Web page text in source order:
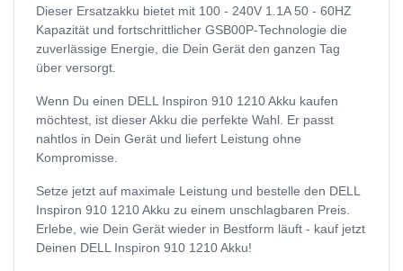
Dieser Ersatzakku bietet mit 100 - 240V 1.1A 50 - 60HZ
Kapazität und fortschrittlicher GSB00P-Technologie die
zuverlässige Energie, die Dein Gerät den ganzen Tag
über versorgt.
Wenn Du einen DELL Inspiron 910 1210 Akku kaufen
möchtest, ist dieser Akku die perfekte Wahl. Er passt
nahtlos in Dein Gerät und liefert Leistung ohne
Kompromisse.
Setze jetzt auf maximale Leistung und bestelle den DELL
Inspiron 910 1210 Akku zu einem unschlagbaren Preis.
Erlebe, wie Dein Gerät wieder in Bestform läuft - kauf jetzt
Deinen DELL Inspiron 910 1210 Akku!